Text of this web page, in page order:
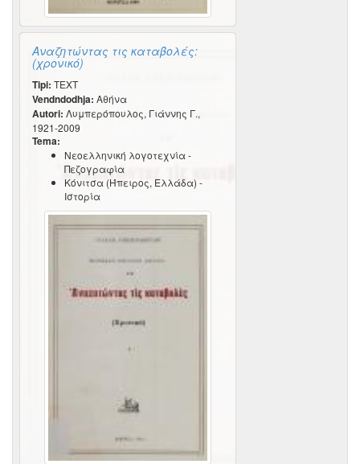
Αναζητώντας τις καταβολές:
(χρονικό)
Tipi: TEXT
Vendndodhja: Αθήνα
Autori: Λυμπερόπουλος, Γιάννης Γ.,
1921-2009
Tema:
Νεοελληνική λογοτεχνία -
Πεζογραφία
Κόνιτσα (Ήπειρος, Ελλάδα) -
Ιστορία